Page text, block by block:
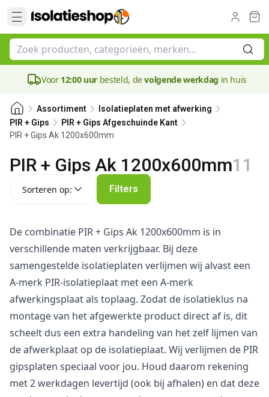
Voor 12:00 uur besteld, devolgende werkdag in huis
Assortiment
Isolatieplaten met afwerking
PIR + Gips
PIR + Gips Afgeschuinde Kant
PIR + Gips Ak 1200x600mm
PIR + Gips Ak 1200x600mm11
Sorteren op: Filters
De combinatie PIR + Gips Ak 1200x600mm is in
verschillende maten verkrijgbaar. Bij deze
samengestelde isolatieplaten verlijmen wij alvast een
A-merk PIR-isolatieplaat met een A-merk
afwerkingsplaat als toplaag. Zodat de isolatieklus na
montage van het afgewerkte product direct af is, dit
scheelt dus een extra handeling van het zelf lijmen van
de afwerkplaat op de isolatieplaat. Wij verlijmen de PIR
gipsplaten speciaal voor jou. Houd daarom rekening
met 2 werkdagen levertijd (ook bij afhalen) en dat deze